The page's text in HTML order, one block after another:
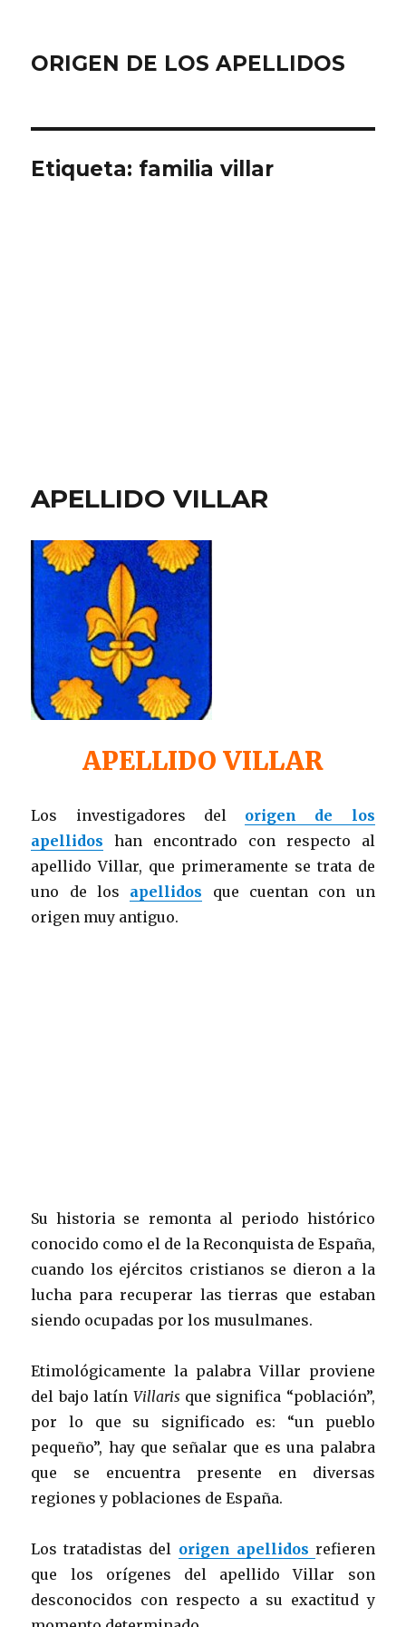
ORIGEN DE LOS APELLIDOS
Etiqueta: familia villar
APELLIDO VILLAR
APELLIDO VILLAR
Los investigadores del origen de los
apellidos han encontrado con respecto al
apellido Villar, que primeramente se trata de
uno de los apellidos que cuentan con un
origen muy antiguo.
Su historia se remonta al periodo histórico
conocido como el de la Reconquista de España,
cuando los ejércitos cristianos se dieron a la
lucha para recuperar las tierras que estaban
siendo ocupadas por los musulmanes.
Etimológicamente la palabra Villar proviene
del bajo latín Villaris que significa “población”,
por lo que su significado es: “un pueblo
pequeño”, hay que señalar que es una palabra
que se encuentra presente en diversas
regiones y poblaciones de España.
Los tratadistas del origen apellidos refieren
que los orígenes del apellido Villar son
desconocidos con respecto a su exactitud y